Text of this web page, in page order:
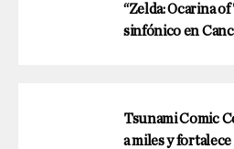
“Zelda: Ocarina
sinfónico en
Tsunami Comic
a miles y